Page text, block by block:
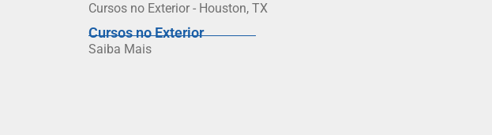
Cursos no Exterior - Houston, TX
Cursos no Exterior
Saiba Mais